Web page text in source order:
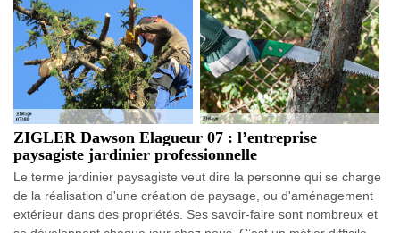
ZIGLER Dawson Elagueur 07 : l’entreprise
paysagiste jardinier professionnelle
Le terme jardinier paysagiste veut dire la personne qui se charge
de la réalisation d'une création de paysage, ou d'aménagement
extérieur dans des propriétés. Ses savoir-faire sont nombreux et